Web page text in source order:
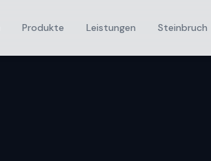
Produkte Leistungen Steinbruch